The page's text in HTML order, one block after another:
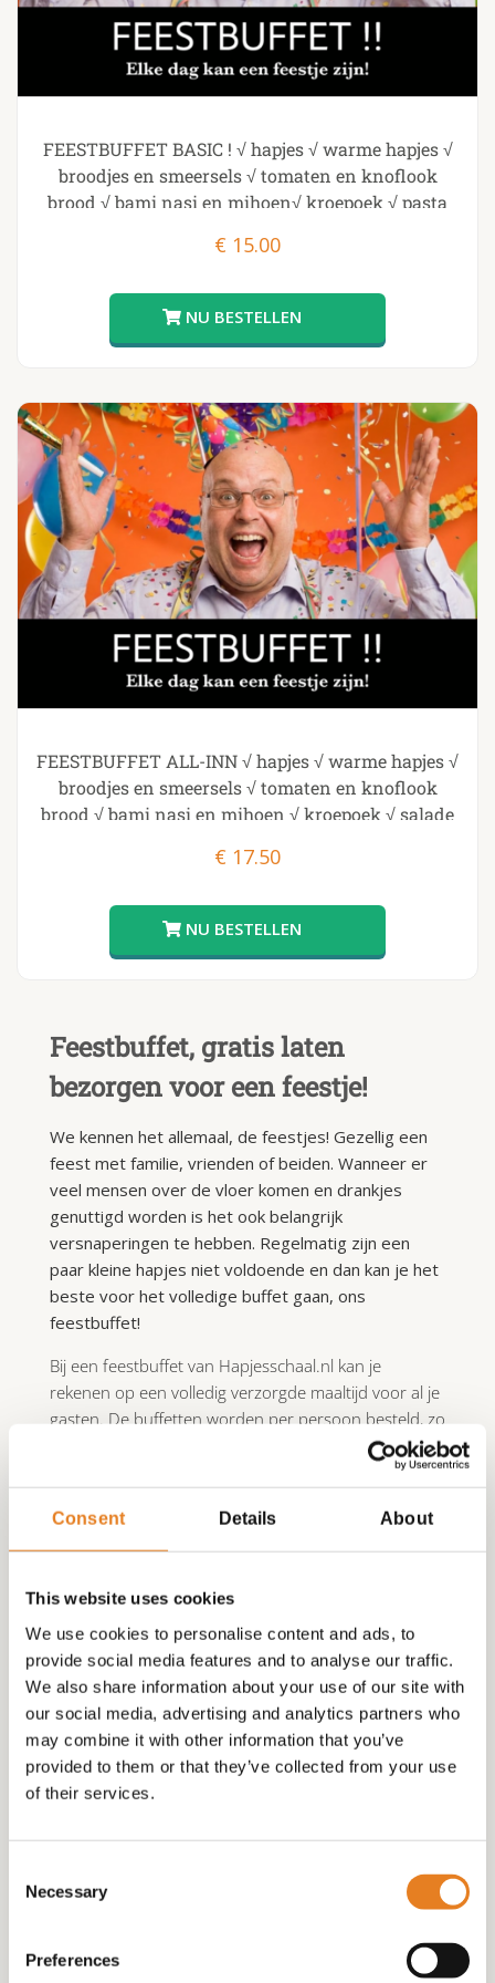
Consent Details About
This website uses cookies
We use cookies to personalise content and ads, to
provide social media features and to analyse our traffic.
We also share information about your use of our site with
our social media, advertising and analytics partners who
may combine it with other information that you’ve
provided to them or that they’ve collected from your use
of their services.
Selection
Necessary
Preferences
Feestbuffet, gratis laten
bezorgen voor een feestje!
We kennen het allemaal, de feestjes! Gezellig een
feest met familie, vrienden of beiden. Wanneer er
veel mensen over de vloer komen en drankjes
genuttigd worden is het ook belangrijk
versnaperingen te hebben. Regelmatig zijn een
paar kleine hapjes niet voldoende en dan kan je het
beste voor het volledige buffet gaan, ons
feestbuffet!
Bij een feestbuffet van Hapjesschaal.nl kan je
rekenen op een volledig verzorgde maaltijd voor al je
gasten. De buffetten worden per persoon besteld, zo
kan je exact uitrekenen hoeveel je nodig hebt en
weet je gelijk wat de prijs ervan is. Wij komen het
hoeft niks schoon te maken en kunt het zo weer
terug geven aan ons! Wij regelen alles zodat jij je
volledige aandacht kunt leggen op het feestje en je
gasten.
De 3 verschillende Feestbuffet
opties.
Wij hebben drie verschillende smakelijke opties in ons
desserts,Feestbuffet met fruit en saladeen
gemakkelijk kiezen wat het beste bij je past. De drie
opties hebben verschillende prijzen zodat je alleen
feestbuffet bij Hapjesschaal.nl: bami, nasi, mihoen,
FEESTBUFFET BASIC ! √ hapjes √ warme hapjes √
broodjes en smeersels √ tomaten en knoflook
brood √ bami nasi en mihoen√ kroepoek √ pasta
€ 15.00
FEESTBUFFET ALL-INN √ hapjes √ warme hapjes √
broodjes en smeersels √ tomaten en knoflook
brood √ bami nasi en mihoen √ kroepoek √ salade
€ 17.50